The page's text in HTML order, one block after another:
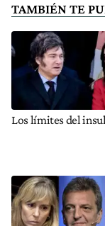
TAMBIÉN TE
Los límites del